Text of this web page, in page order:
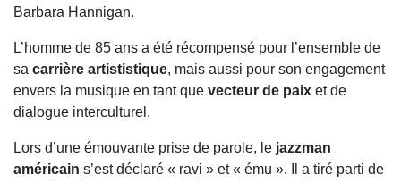
Barbara Hannigan.
L’homme de 85 ans a été récompensé pour l’ensemble de
sa carrière artististique, mais aussi pour son engagement
envers la musique en tant que vecteur de paix et de
dialogue interculturel.
Lors d’une émouvante prise de parole, le jazzman
américain s’est déclaré « ravi » et « ému ». Il a tiré parti de